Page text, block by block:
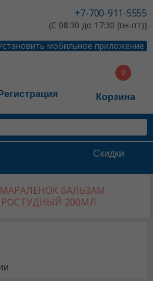
+7-700-911-5555
(С 08:30 до 17:30 (пн-пт))
мобильное приложение
Регистрация Корзина
Скидки
БАЛЬЗАМ
200МЛ